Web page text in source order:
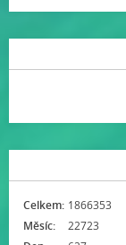
Celkem: 1866353
Měsíc:
22723